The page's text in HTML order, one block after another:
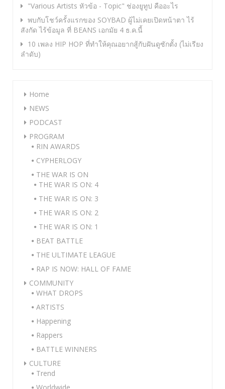
"Various Artists หัวข้อ - Topic" ช่องยูทูป คืออะไร
พบกับโชว์ครั้งแรกของ SOYBAD ผู้ไม่เคยเปิดหน้าตา ไร้
สังกัด ไร้ข้อมูล ที่ BEANS เอกมัย 4 ธ.ค.นี้
10 เพลง HIP HOP ที่ทำให้คุณอยากสู้กับฝันดูซักตั้ง (ไม่เรียง
ลำดับ)
Home
NEWS
PODCAST
PROGRAM
RIN AWARDS
CYPHERLOGY
THE WAR IS ON
THE WAR IS ON: 4
THE WAR IS ON: 3
THE WAR IS ON: 2
THE WAR IS ON: 1
BEAT BATTLE
THE ULTIMATE LEAGUE
RAP IS NOW: HALL OF FAME
COMMUNITY
WHAT DROPS
ARTISTS
Happening
Rappers
BATTLE WINNERS
CULTURE
Trend
Worldwide